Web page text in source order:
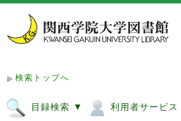
検索トップへ
目録検索 ▼ 利用者サービ